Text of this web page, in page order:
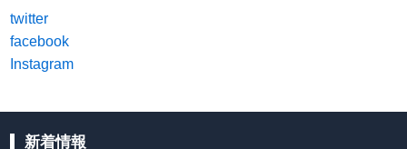
twitter
facebook
Instagram
新着情報